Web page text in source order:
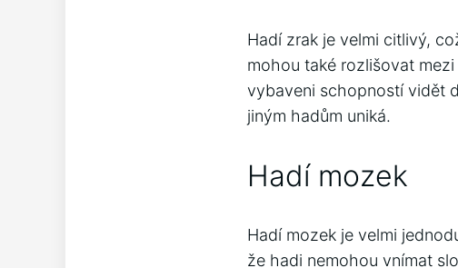
Hadí zrak je velmi citlivý,
mohou také rozlišovat
vybaveni schopností vidět
jiným hadům uniká.
Hadí mozek
Hadí mozek je velmi
že hadi nemohou vnímat